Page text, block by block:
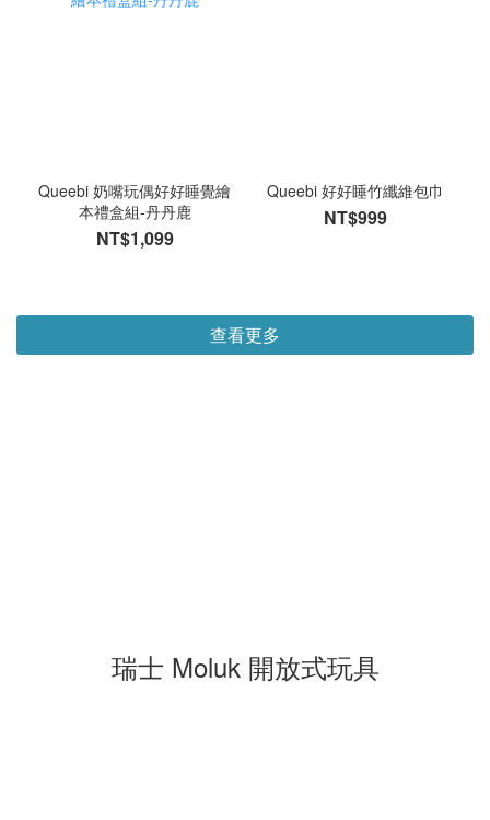
Queebi 奶嘴玩偶好好睡覺繪
本禮盒組-丹丹鹿
NT$1,099
Queebi 好好睡竹纖維包巾
NT$999
查看更多
瑞士 Moluk 開放式玩具